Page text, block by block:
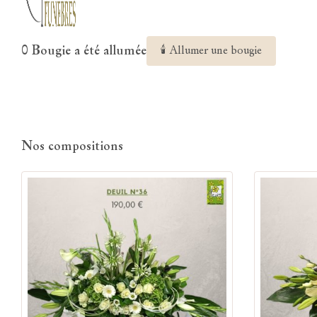
0 Bougie a été allumée 🕯 Allumer une bougie
Nos compositions